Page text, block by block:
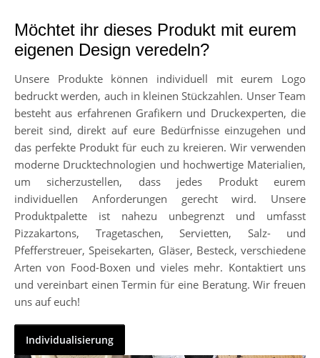
Möchtet ihr dieses Produkt mit eurem
eigenen Design veredeln?
Unsere Produkte können individuell mit eurem Logo
bedruckt werden, auch in kleinen Stückzahlen. Unser Team
besteht aus erfahrenen Grafikern und Druckexperten, die
bereit sind, direkt auf eure Bedürfnisse einzugehen und
das perfekte Produkt für euch zu kreieren. Wir verwenden
moderne Drucktechnologien und hochwertige Materialien,
um sicherzustellen, dass jedes Produkt eurem
individuellen Anforderungen gerecht wird. Unsere
Produktpalette ist nahezu unbegrenzt und umfasst
Pizzakartons, Tragetaschen, Servietten, Salz- und
Pfefferstreuer, Speisekarten, Gläser, Besteck, verschiedene
Arten von Food-Boxen und vieles mehr. Kontaktiert uns
und vereinbart einen Termin für eine Beratung. Wir freuen
uns auf euch!
Individualisierung